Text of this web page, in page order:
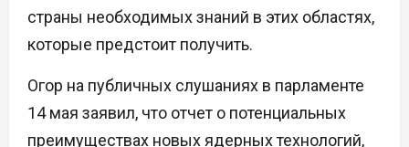
страны необходимых знаний в этих областях,
которые предстоит получить.
Огор на публичных слушаниях в парламенте
14 мая заявил, что отчет о потенциальных
преимуществах новых ядерных технологий,